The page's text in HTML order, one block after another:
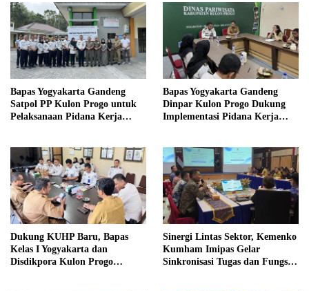
Bapas Yogyakarta Gandeng
Satpol PP Kulon Progo untuk
Pelaksanaan Pidana Kerja
Bapas Yogyakarta Gandeng
Dinpar Kulon Progo Dukung
Implementasi Pidana Kerja
Dukung KUHP Baru, Bapas
Kelas I Yogyakarta dan
Disdikpora Kulon Progo
Sinergi Lintas Sektor, Kemenko
Kumham Imipas Gelar
Sinkronisasi Tugas dan Fungsi